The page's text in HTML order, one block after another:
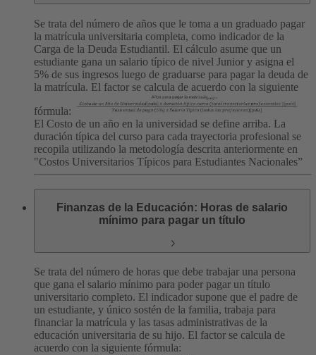
Se trata del número de años que le toma a un graduado pagar
la matrícula universitaria completa, como indicador de la
Carga de la Deuda Estudiantil. El cálculo asume que un
estudiante gana un salario típico de nivel Junior y asigna el
5% de sus ingresos luego de graduarse para pagar la deuda de
la matrícula. El factor se calcula de acuerdo con la siguiente
fórmula:
El Costo de un año en la universidad se define arriba. La
duración típica del curso para cada trayectoria profesional se
recopila utilizando la metodología descrita anteriormente en
"Costos Universitarios Típicos para Estudiantes Nacionales”
Finanzas de la Educación: Horas de salario
mínimo para pagar un título
Se trata del número de horas que debe trabajar una persona
que gana el salario mínimo para poder pagar un título
universitario completo. El indicador supone que el padre de
un estudiante, y único sostén de la familia, trabaja para
financiar la matrícula y las tasas administrativas de la
educación universitaria de su hijo. El factor se calcula de
acuerdo con la siguiente fórmula: